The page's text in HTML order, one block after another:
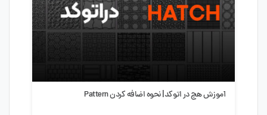
آموزش هچ در اتوکد| نحوه اضافه کردن Pattern